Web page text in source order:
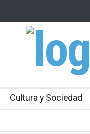
arremeten
la reorganización de Irán
Cultura y Sociedad